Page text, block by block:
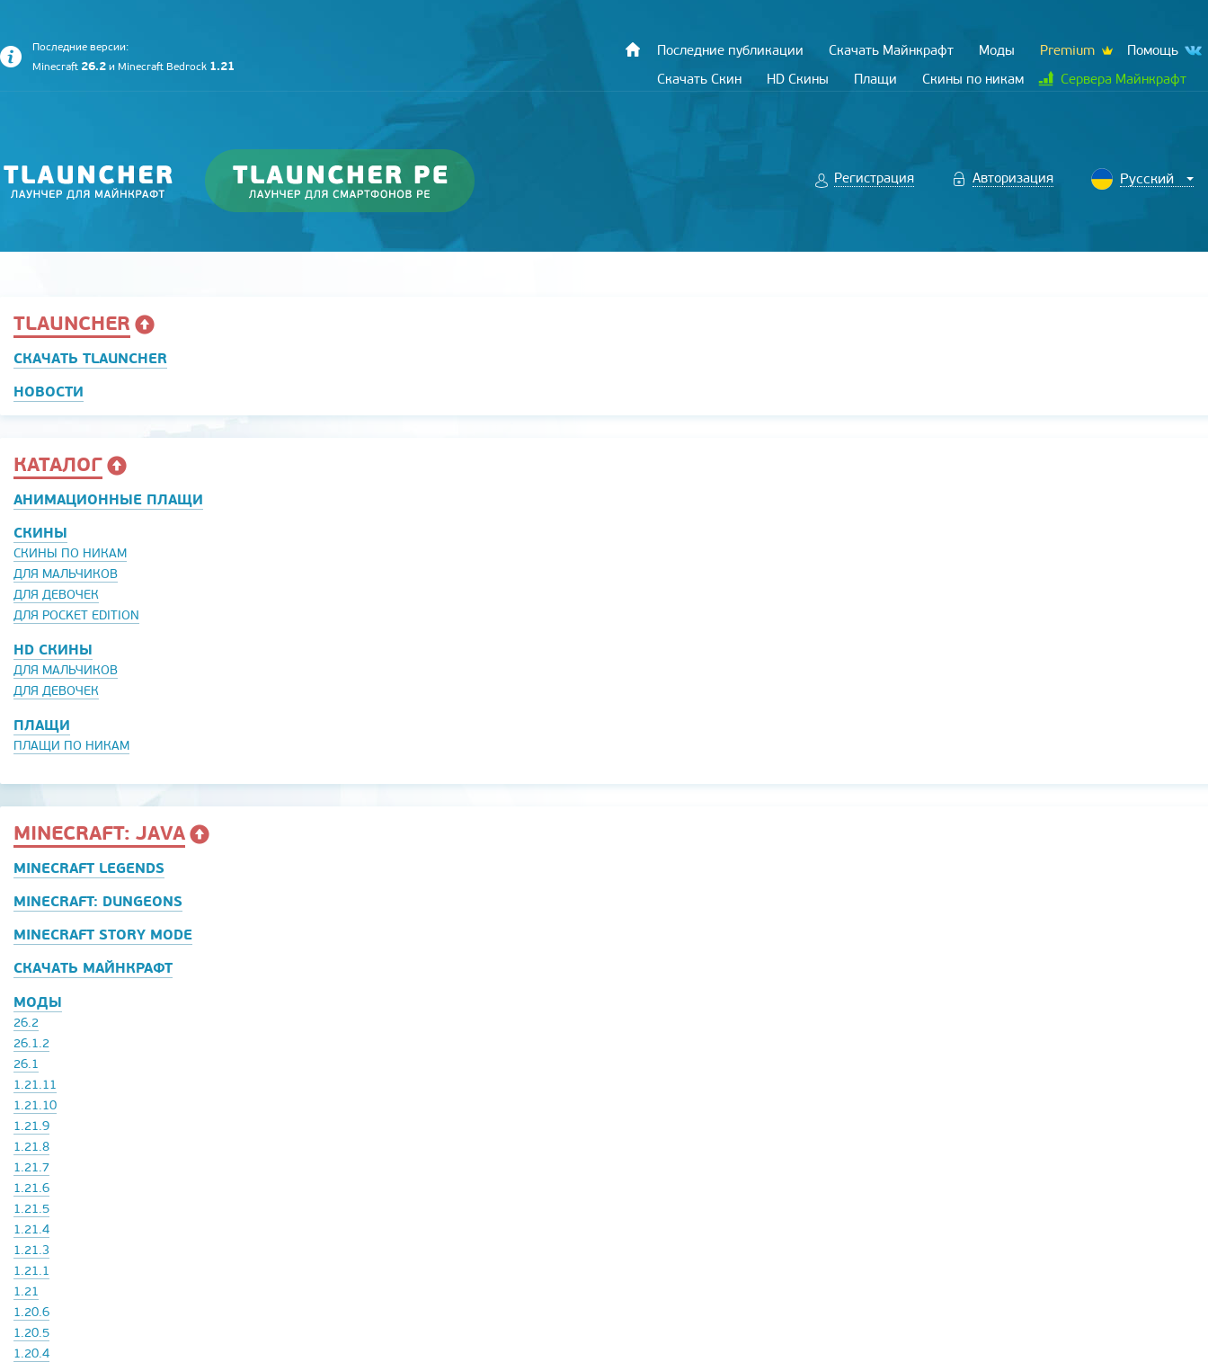
Последние версии:
Minecraft 26.2 и Minecraft Bedrock 1.21
Последние публикации Скачать Майнкрафт Моды Premium
Помощь
Скачать Скин
HD Скины Плащи Скины по никам Сервера Майнкрафт
Регистрация Авторизация
TLAUNCHER
СКАЧАТЬ TLAUNCHER
НОВОСТИ
КАТАЛОГ
АНИМАЦИОННЫЕ ПЛАЩИ
СКИНЫ
СКИНЫ ПО НИКАМ
ДЛЯ МАЛЬЧИКОВ
ДЛЯ ДЕВОЧЕК
ДЛЯ POCKET EDITION
HD СКИНЫ
ДЛЯ МАЛЬЧИКОВ
ДЛЯ ДЕВОЧЕК
ПЛАЩИ
ПЛАЩИ ПО НИКАМ
MINECRAFT: JAVA
MINECRAFT LEGENDS
MINECRAFT: DUNGEONS
MINECRAFT STORY MODE
СКАЧАТЬ МАЙНКРАФТ
МОДЫ
26.2
26.1.2
26.1
1.21.11
1.21.10
1.21.9
1.21.8
1.21.7
1.21.6
1.21.5
1.21.4
1.21.3
1.21.1
1.21
1.20.6
1.20.5
1.20.4